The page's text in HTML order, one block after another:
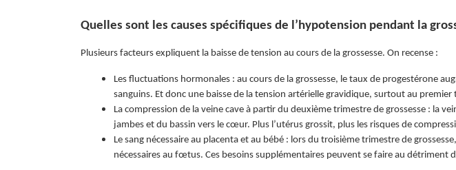
Quelles sont les causes spécifiques de l’hypotension pendant la
Plusieurs facteurs expliquent la baisse de tension au cours de la grossesse. On recense :
Les fluctuations hormonales : au cours de la grossesse, le taux de progestérone
sanguins. Et donc une baisse de la tension artérielle gravidique, surtout au premier
La compression de la veine cave à partir du deuxième trimestre de grossesse : la
jambes et du bassin vers le cœur. Plus l’utérus grossit, plus les risques de
Le sang nécessaire au placenta et au bébé : lors du troisième trimestre de
nécessaires au fœtus. Ces besoins supplémentaires peuvent se faire au détriment